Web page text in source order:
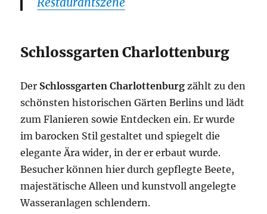
Schlossgarten Charlottenburg
Der Schlossgarten Charlottenburg zählt zu den
schönsten historischen Gärten Berlins und lädt
zum Flanieren sowie Entdecken ein. Er wurde
im barocken Stil gestaltet und spiegelt die
elegante Ära wider, in der er erbaut wurde.
Besucher können hier durch gepflegte Beete,
majestätische Alleen und kunstvoll angelegte
Wasseranlagen schlendern.